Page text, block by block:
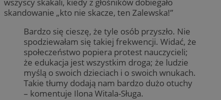
skandowanie „kto nie skacze, ten Zalewska!”
Bardzo się cieszę, że tyle osób przyszło. Nie
spodziewałam się takiej frekwencji. Widać, że
społeczeństwo popiera protest nauczycieli;
że edukacja jest wszystkim droga; że ludzie
myślą o swoich dzieciach i o swoich wnukach.
Takie tłumy dodają nam bardzo dużo otuchy
– komentuje Ilona Witala-Sługa.